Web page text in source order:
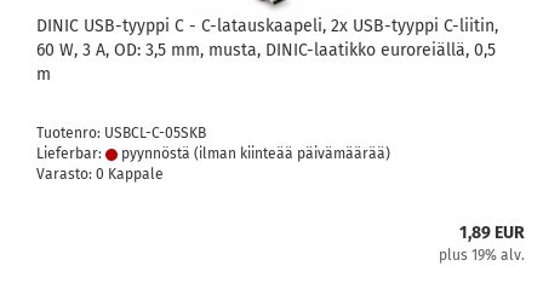
DINIC USB-tyyppi C - C-latauskaapeli, 2x USB-tyyppi C-liitin,
60 W, 3 A, OD: 3,5 mm, musta, DINIC-laatikko euroreiällä, 0,5
m
Tuotenro: USBCL-C-05SKB
Lieferbar:
pyynnöstä (ilman kiinteää päivämäärää)
Varasto: 0 Kappale
1,89 EUR
plus 19% alv.